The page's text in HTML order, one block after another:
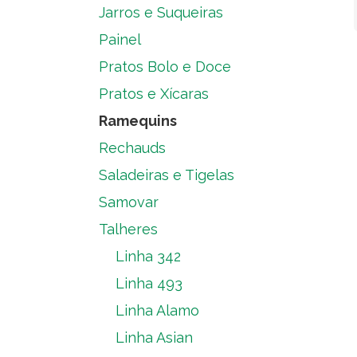
Jarros e Suqueiras
Painel
Pratos Bolo e Doce
Pratos e Xícaras
Ramequins
Rechauds
Saladeiras e Tigelas
Samovar
Talheres
Linha 342
Linha 493
Linha Alamo
Linha Asian